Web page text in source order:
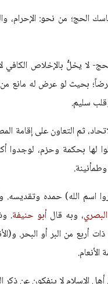
الحج؛ من نحو: الإحرام،
لا يخلُّ بالإخلاص
بحيث لو عرض له مانع
سليم.
ثم التعاون على إقامة
لها بحكمة وحزم، لوجدوا
اسم الله) حمده وتقديسه.
، وبه قالأبو حنيفة.
أربع من البر أو البحر.